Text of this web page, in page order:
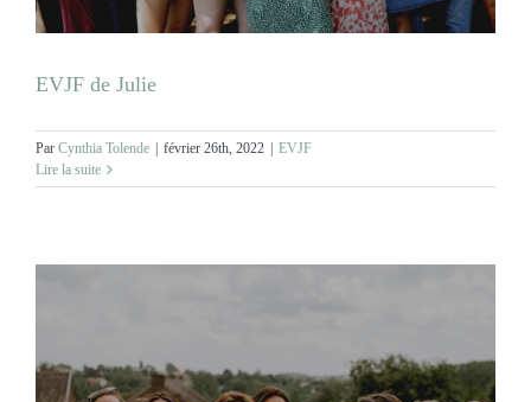
EVJF de Julie
Par Cynthia Tolende février 26th, 2022
EVJF
Lire la suite